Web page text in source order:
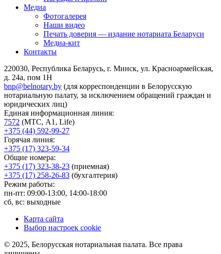
Медиа
Фотогалерея
Наши видео
Печать доверия — издание нотариата Беларуси
Медиа-кит
Контакты
220030, Республика Беларусь, г. Минск, ул. Красноармейская,
д. 24а, пом 1Н
bnp@belnotary.by (для корреспонденции в Белорусскую
нотариальную палату, за исключением обращений граждан и
юридических лиц)
Единая информационная линия:
7572 (МТС, A1, Life)
+375 (44) 592-99-27
Горячая линия:
+375 (17) 323-59-34
Общие номера:
+375 (17) 323-38-23 (приемная)
+375 (17) 258-26-83 (бухгалтерия)
Режим работы:
пн-пт: 09:00-13:00, 14:00-18:00
сб, вс: выходные
Карта сайта
Выбор настроек cookie
© 2025, Белорусская нотариальная палата. Все права